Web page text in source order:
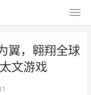
翼，翱翔全球
文游戏